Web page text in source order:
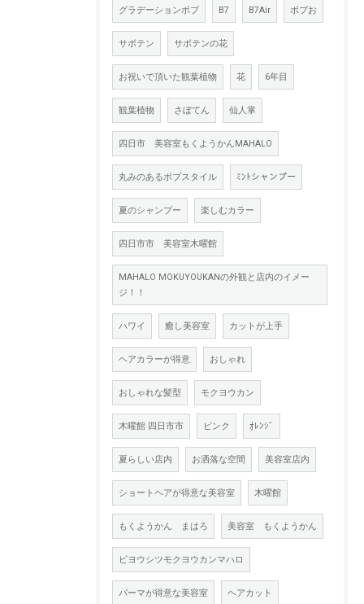
グラデーションボブ B7 B7Air ボブお
サボテン サボテンの花
お祝いで頂いた観葉植物 花 6年目
観葉植物 さぼてん 仙人掌
四日市 美容室もくようかんMAHALO
丸みのあるボブスタイル ﾐﾝﾄシャンプー
夏のシャンプー 楽しむカラー
四日市市 美容室木曜館
MAHALO MOKUYOUKANの外観と店内のイメー
ジ！！
ハワイ 癒し美容室 カットが上手
ヘアカラーが得意 おしゃれ
おしゃれな髪型 モクヨウカン
木曜館 四日市市 ピンク ｵﾚﾝｼﾞ
夏らしい店内 お洒落な空間 美容室店内
ショートヘアが得意な美容室 木曜館
もくようかん まはろ 美容室 もくようかん
ビヨウシツモクヨウカンマハロ
パーマが得意な美容室 ヘアカット